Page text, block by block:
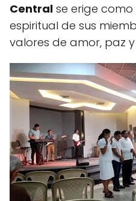
Central se erige
espiritual de sus
valores de amor, paz